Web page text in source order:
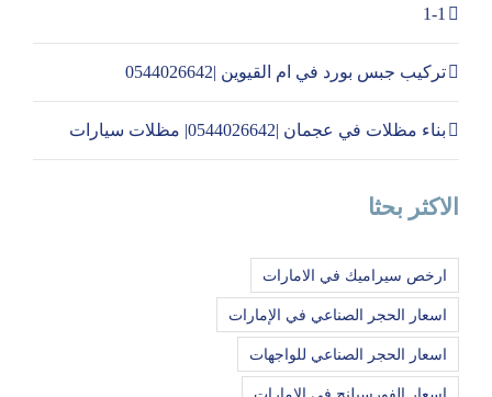
1-1
تركيب جبس بورد في ام القيوين |0544026642
بناء مظلات في عجمان |0544026642| مظلات سيارات
الاكثر بحثا
ارخص سيراميك في الامارات
اسعار الحجر الصناعي في الإمارات
اسعار الحجر الصناعي للواجهات